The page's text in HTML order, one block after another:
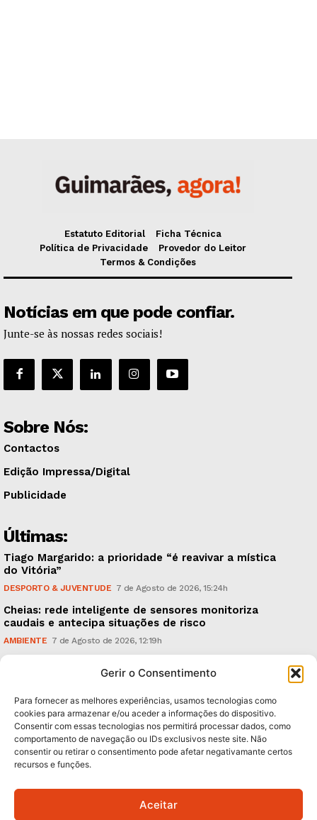
Gerir o Consentimento
Para fornecer as melhores experiências, usamos tecnologias como
cookies para armazenar e/ou aceder a informações do dispositivo.
Consentir com essas tecnologias nos permitirá processar dados, como
comportamento de navegação ou IDs exclusivos neste site. Não
consentir ou retirar o consentimento pode afetar negativamante certos
recursos e funções.
Aceitar
Estatuto Editorial
Ficha Técnica
Política de Privacidade
Provedor do Leitor
Termos & Condições
Notícias em que pode confiar.
Junte-se às nossas redes sociais!
Sobre Nós:
Contactos
Edição Impressa/Digital
Publicidade
Últimas:
Tiago Margarido: a prioridade “é reavivar a mística
do Vitória”
DESPORTO & JUVENTUDE 7 de Agosto de 2026, 15:24h
Cheias: rede inteligente de sensores monitoriza
caudais e antecipa situações de risco
AMBIENTE 7 de Agosto de 2026, 12:19h
Subscreva Newsletter:
QUERO ADERIR